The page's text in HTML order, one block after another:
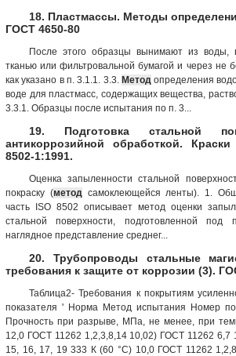
18. Пластмассы. Методы
ГОСТ 4650-80
После этого образцы вынимают из воды,
тканью или фильтровальной бумагой и через не
как указано в п. 3.1.1. 3.3. Метод определения
воде для пластмасс, содержащих вещества,
3.3.1. Образцы после испытания по п. 3...
19. Подготовка стальной
антикоррозийной обработкой.
8502-1:1991.
Оценка запыленности стальной
покраску (метод самоклеющейся ленты). 1.
часть ISO 8502 описывает метод оценки
стальной поверхности, подготовленной под
наглядное представление среднег...
20. Трубопроводы стальные
требования к защите от коррозии (3).
Таблица2- Требования к покрытиям
показателя ' Норма Метод испытания Номер
Прочность при разрыве, МПа, не менее, при
12,0 ГОСТ 11262 1,2,3,8,14 10,02) ГОСТ 11262 6,7
15, 16, 17, 19 333 К (60 °С) 10,0 ГОСТ 11262